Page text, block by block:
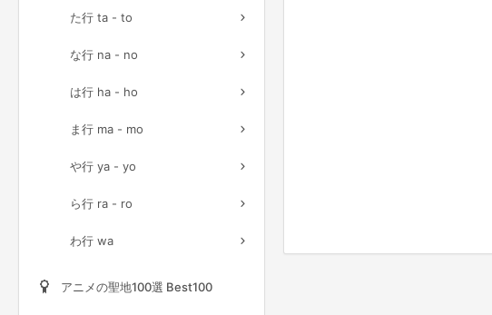
た行 ta - to
な行 na - no
は行 ha - ho
ま行 ma - mo
や行 ya - yo
ら行 ra - ro
わ行 wa
アニメの聖地100選 Best100